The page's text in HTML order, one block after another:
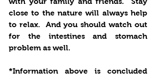
close to the nature will always help
to relax.  And you should watch out
for the intestines and stomach
problem as well.
*Information above is concluded